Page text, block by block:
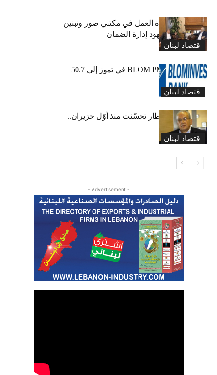
اقتصاد لبنان
كركي يعلن عودة العمل في مكتبي صور وتبنين
وطليس ينوّه بجهود إدارة الضمان
اقتصاد لبنان
ارتفاع مؤشر BLOM PMI في تموز إلى 50.7
نقطة
اقتصاد لبنان
عبود: حركة المطار تحسّنت منذ أوّل حزيران..
ولكن
- Advertisement -